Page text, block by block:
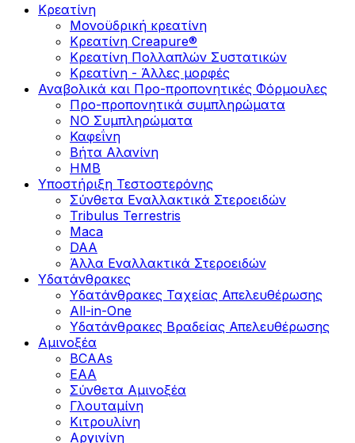
Κρεατίνη
Μονοϋδρική κρεατίνη
Κρεατίνη Creapure®
Κρεατίνη Πολλαπλών Συστατικών
Κρεατίνη - Άλλες μορφές
Αναβολικά και Προ-προπονητικές Φόρμουλες
Προ-προπονητικά συμπληρώματα
ΝΟ Συμπληρώματα
Καφεΐνη
Βήτα Αλανίνη
HMB
Υποστήριξη Τεστοστερόνης
Σύνθετα Εναλλακτικά Στεροειδών
Tribulus Terrestris
Maca
DAA
Άλλα Εναλλακτικά Στεροειδών
Υδατάνθρακες
Υδατάνθρακες Ταχείας Απελευθέρωσης
All-in-One
Υδατάνθρακες Βραδείας Απελευθέρωσης
Αμινοξέα
BCAAs
EAA
Σύνθετα Αμινοξέα
Γλουταμίνη
Κιτρουλίνη
Αργινίνη